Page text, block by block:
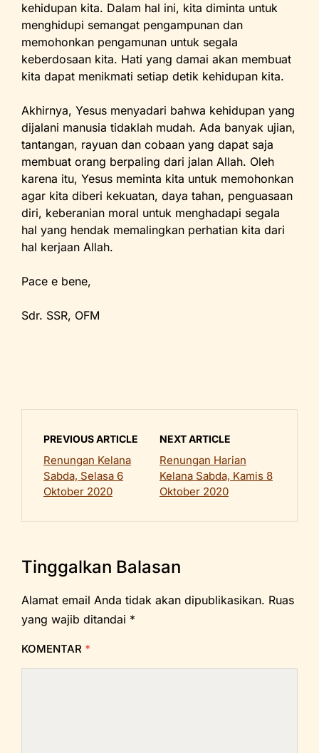
kehidupan kita. Dalam hal ini, kita diminta untuk
menghidupi semangat pengampunan dan
memohonkan pengamunan untuk segala
keberdosaan kita. Hati yang damai akan membuat
kita dapat menikmati setiap detik kehidupan kita.
Akhirnya, Yesus menyadari bahwa kehidupan yang
dijalani manusia tidaklah mudah. Ada banyak ujian,
tantangan, rayuan dan cobaan yang dapat saja
membuat orang berpaling dari jalan Allah. Oleh
karena itu, Yesus meminta kita untuk memohonkan
agar kita diberi kekuatan, daya tahan, penguasaan
diri, keberanian moral untuk menghadapi segala
hal yang hendak memalingkan perhatian kita dari
hal kerjaan Allah.
Pace e bene,
Sdr. SSR, OFM
PREVIOUS ARTICLE
Renungan Kelana
Sabda, Selasa 6
Oktober 2020
NEXT ARTICLE
Renungan Harian
Kelana Sabda, Kamis 8
Oktober 2020
Tinggalkan Balasan
Alamat email Anda tidak akan dipublikasikan. Ruas
yang wajib ditandai *
KOMENTAR *